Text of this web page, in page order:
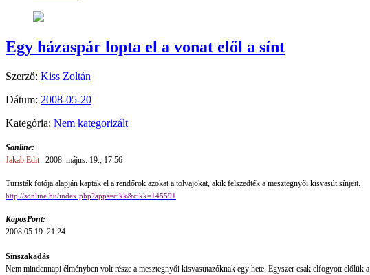
Egy házaspár lopta el a vonat elől a sínt
Szerző: Kiss Zoltán
Dátum: 2008-05-20
Kategória: Nem kategorizált
Sonline:
Jakab Edit
2008. május. 19., 17:56
Turisták fotója alapján kapták el a rendőrök azokat a tolvajokat, akik felszedték a mesztegnyői kisvasút sínjeit.
http://sonline.hu/index.php?apps=cikk&cikk=145591
KaposPont:
2008.05.19. 21:24
Sínszakadás
Nem mindennapi élményben volt része a mesztegnyői kisvasutazóknak egy hete. Egyszer csak elfogyott